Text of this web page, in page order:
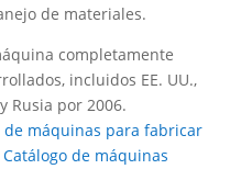
de materiales.
completamente
incluidos EE. UU.,
y Rusia por 2006.
de máquinas para fabricar
Catálogo de máquinas